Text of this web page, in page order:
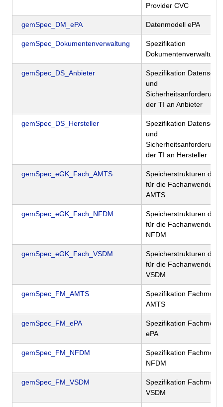
Provider CVC
gemSpec_DM_ePA Datenmodell ePA
gemSpec_Dokumentenverwaltung
Spezifikation
Dokumentenverwaltung
gemSpec_DS_Anbieter
Spezifikation
und
der TI an Anbieter
gemSpec_DS_Hersteller
Spezifikation
und
der TI an Hersteller
gemSpec_eGK_Fach_AMTS
Speicherstrukturen der
für die Fachanwendung
AMTS
gemSpec_eGK_Fach_NFDM
Speicherstrukturen der
für die Fachanwendung
NFDM
gemSpec_eGK_Fach_VSDM
Speicherstrukturen der
für die Fachanwendung
VSDM
gemSpec_FM_AMTS
Spezifikation Fachmodul
AMTS
gemSpec_FM_ePA
Spezifikation Fachmodul
ePA
gemSpec_FM_NFDM
Spezifikation Fachmodul
NFDM
gemSpec_FM_VSDM
Spezifikation Fachmodul
VSDM